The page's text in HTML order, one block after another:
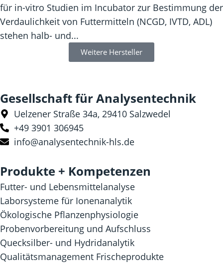
für in-vitro Studien im Incubator zur Bestimmung der
Verdaulichkeit von Futtermitteln (NCGD, IVTD, ADL)
stehen halb- und...
Weitere Hersteller
Gesellschaft für Analysentechnik
Uelzener Straße 34a, 29410 Salzwedel
+49 3901 306945
info@analysentechnik-hls.de
Produkte + Kompetenzen
Futter- und Lebensmittelanalyse
Laborsysteme für Ionenanalytik
Ökologische Pflanzenphysiologie
Probenvorbereitung und Aufschluss
Quecksilber- und Hydridanalytik
Qualitätsmanagement Frischeprodukte